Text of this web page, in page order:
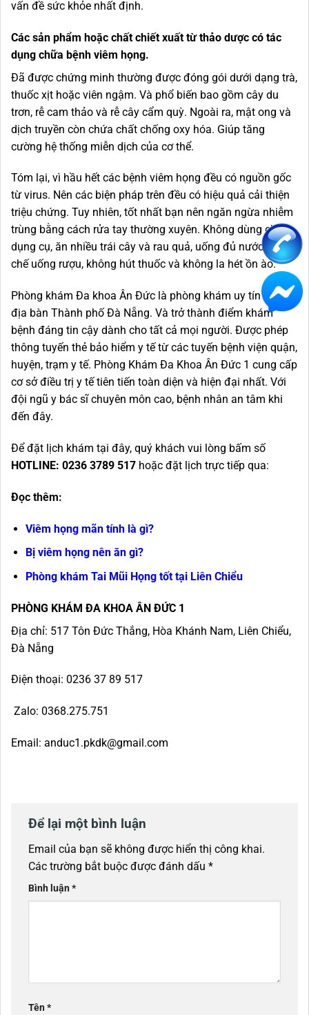
vấn đề sức khỏe nhất định.
Các sản phẩm hoặc chất chiết xuất từ ​​thảo dược có tác
dụng chữa bệnh viêm họng.
Đã được chứng minh thường được đóng gói dưới dạng trà,
thuốc xịt hoặc viên ngậm. Và phổ biến bao gồm cây du
trơn, rễ cam thảo và rễ cây cẩm quỳ. Ngoài ra, mật ong và
dịch truyền còn chứa chất chống oxy hóa. Giúp tăng
cường hệ thống miễn dịch của cơ thể.
Tóm lại, vì hầu hết các bệnh viêm họng đều có nguồn gốc
từ virus. Nên các biện pháp trên đều có hiệu quả cải thiện
triệu chứng. Tuy nhiên, tốt nhất bạn nên ngăn ngừa nhiễm
trùng bằng cách rửa tay thường xuyên. Không dùng chung
dụng cụ, ăn nhiều trái cây và rau quả, uống đủ nước, hạn
chế uống rượu, không hút thuốc và không la hét ồn ào.
Phòng khám Đa khoa Ân Đức là phòng khám uy tín trên
địa bàn Thành phố Đà Nẵng. Và trở thành điểm khám
bệnh đáng tin cậy dành cho tất cả mọi người. Được phép
thông tuyến thẻ bảo hiểm y tế từ các tuyến bệnh viện quận,
huyện, trạm y tế. Phòng Khám Đa Khoa Ân Đức 1 cung cấp
cơ sở điều trị y tế tiên tiến toàn diện và hiện đại nhất. Với
đội ngũ y bác sĩ chuyên môn cao, bệnh nhân an tâm khi
đến đây.
Để đặt lịch khám tại đây, quý khách vui lòng bấm số
HOTLINE: 0236 3789 517 hoặc đặt lịch trực tiếp qua:
Đọc thêm:
Viêm họng mãn tính là gì?
Bị viêm họng nên ăn gì?
Phòng khám Tai Mũi Họng tốt tại Liên Chiểu
PHÒNG KHÁM ĐA KHOA ÂN ĐỨC 1
Địa chỉ: 517 Tôn Đức Thắng, Hòa Khánh Nam, Liên Chiểu,
Đà Nẵng
Điện thoại: 0236 37 89 517
Zalo: 0368.275.751
Email: anduc1.pkdk@gmail.com
Để lại một bình luận
Email của bạn sẽ không được hiển thị công khai.
Các trường bắt buộc được đánh dấu *
Bình luận*
Tên*